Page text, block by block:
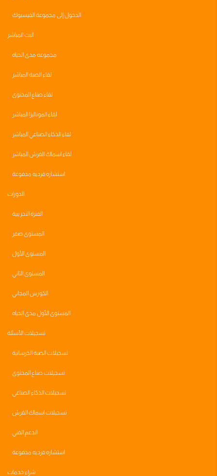
الدخول إلى مجموعة الفيسبوك
البث المباشر
مجموعه مدى الحياه
لقاء الصبة المباشر
لقاء صناع المحتوى
لقاء الموناليزا المباشر
لقاء الذكاء الصناعي المباشر
لقاء اسماك القرش المباشر
استشاره فرديه مدفوعة
الدورات
الفترة التجريبية
المستوى صفر
المستوى الأول
المستوى الثاني
الكورس المجاني
المستوى الأول مدى الحياه
تسجيلات الأسئلة
تسجيلات الصبة الخرسانية
تسجيلات صناع المحتوى
تسجيلات الذكاء الصناعي
تسجيلات اسماك القرش
الدعم الفني
استشاره فرديه مدفوعة
شراء خدمات